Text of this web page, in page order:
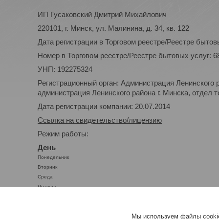
ИП Гусаковский Дмитрий Михайлович
220101, г. Минск, ул. Малинина, д. 34, кв. 122
Дата регистрации в Торговом реестре/Реестре
Номер в Торговом реестре/Реестре бытовых услуг:
УНП: 192275324
Регистрационный орган: Администрация
администрация Ленинского района г. Минска, отдел
Дата регистрации компании: 20.07.2014
Ссылка на свидетельство/лицензию
Режим работы:
День
Понедельник
Вторник
Среда
Четверг
Мы используем файлы